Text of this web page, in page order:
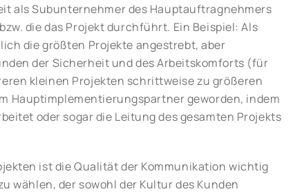
als Subunternehmer des Hauptauftragnehmers
die das Projekt durchführt. Ein Beispiel: Als
die größten Projekte angestrebt, aber
der Sicherheit und des Arbeitskomforts (für
kleinen Projekten schrittweise zu größeren
Hauptimplementierungspartner geworden, indem
oder sogar die Leitung des gesamten Projekts
ist die Qualität der Kommunikation wichtig
wählen, der sowohl der Kultur des Kunden